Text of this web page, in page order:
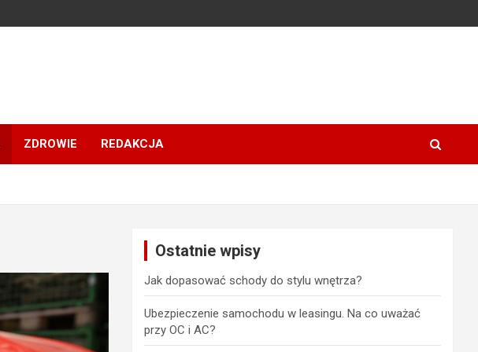
ZDROWIE REDAKCJA
Ostatnie wpisy
Jak dopasować schody do stylu wnętrza?
Ubezpieczenie samochodu w leasingu. Na co uważać
przy OC i AC?